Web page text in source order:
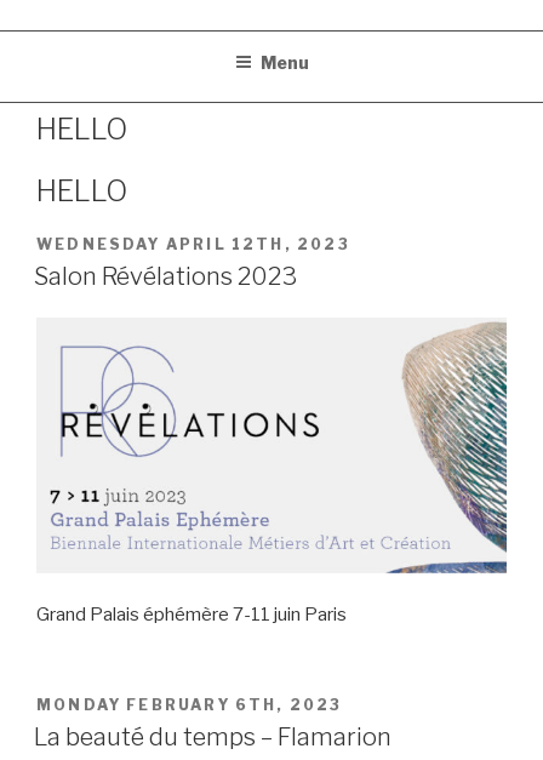
Menu
HELLO
HELLO
POSTED
ON
WEDNESDAY APRIL 12TH, 2023
Salon Révélations 2023
Grand Palais éphémère 7-11 juin Paris
POSTED
ON
MONDAY FEBRUARY 6TH, 2023
La beauté du temps – Flamarion